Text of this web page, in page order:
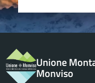
Unione
Monviso